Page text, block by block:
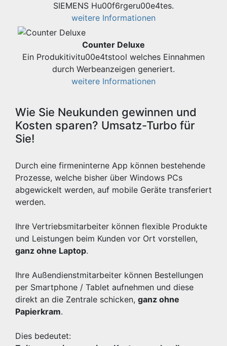
SIEMENS Hu00f6rgeru00e4tes.
weitere Informationen
Counter Deluxe
Ein Produkitivitu00e4tstool welches Einnahmen
durch Werbeanzeigen generiert.
weitere Informationen
Wie Sie Neukunden gewinnen und
Kosten sparen? Umsatz-Turbo für
Sie!
Durch eine firmeninterne App können bestehende
Prozesse, welche bisher über Windows PCs
abgewickelt werden, auf mobile Geräte transferiert
werden.
Ihre Vertriebsmitarbeiter können flexible Produkte
und Leistungen beim Kunden vor Ort vorstellen,
ganz ohne Laptop.
Ihre Außendienstmitarbeiter können Bestellungen
per Smartphone / Tablet aufnehmen und diese
direkt an die Zentrale schicken, ganz ohne
Papierkram.
Dies bedeutet: